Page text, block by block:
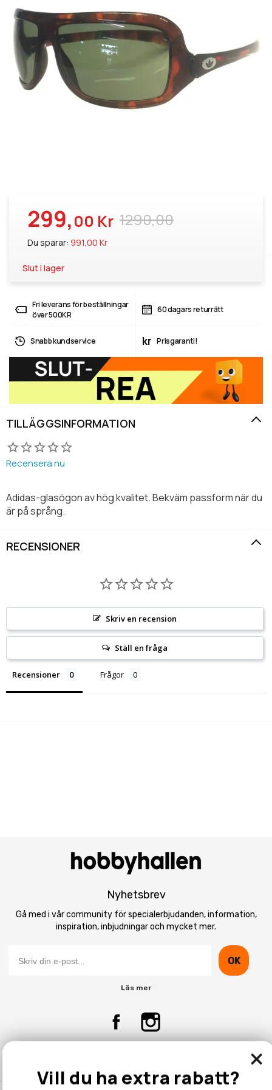
1290,00
299,00 Kr
Du sparar: 991,00 Kr
Slut i lager
Fri leverans för beställningar
över 500KR
60 dagars returrätt
Snabb kundservice kr Prisgaranti!
TILLÄGGSINFORMATION
Recensera nu
Adidas-glasögon av hög kvalitet. Bekväm passform när du
är på språng.
RECENSIONER
Skriv en recension
Ställ en fråga
Recensioner Frågor
Nyhetsbrev
Gå med i vår community för specialerbjudanden, information,
inspiration, inbjudningar och mycket mer.
OK
Läs mer
Vill du ha extra rabatt?